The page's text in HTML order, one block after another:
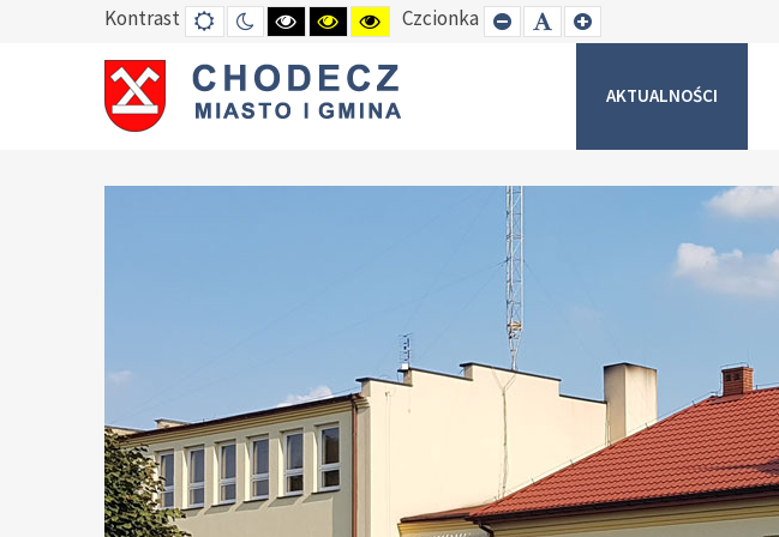
Kontrast DEFAULT
MODE
TRYB
NOCNY
HIGH
CONTRAST
BLACK
WHITE
MODE
HIGH
CONTRAST
BLACK
YELLOW
MODE
HIGH
CONTRAST
YELLOW
BLACK
MODE
Czcionka SET
SMALLER
SET
DEFAULT
SET
LARGER
AKTUALNOŚCI